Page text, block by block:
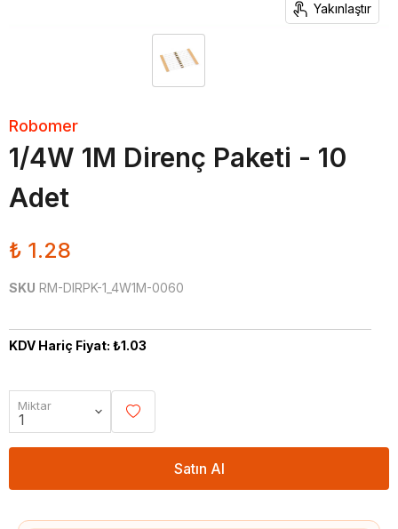
Yakınlaştır
Robomer
1/4W 1M Direnç Paketi - 10
Adet
₺ 1.28
SKU RM-DIRPK-1_4W1M-0060
KDV Hariç Fiyat: ₺1.03
Miktar
Satın Al